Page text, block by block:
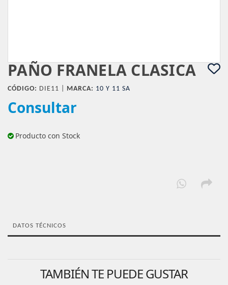
PAÑO FRANELA CLASICA
CÓDIGO: DIE11 | MARCA: 10 Y 11 SA
Consultar
Producto con Stock
DATOS TÉCNICOS
TAMBIÉN TE PUEDE GUSTAR